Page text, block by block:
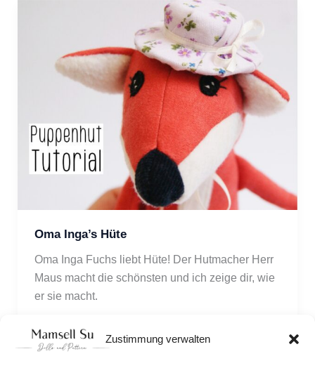
Zustimmung verwalten
Oma Inga’s Hüte
Oma Inga Fuchs liebt Hüte! Der Hutmacher Herr
Maus macht die schönsten und ich zeige dir, wie
er sie macht.